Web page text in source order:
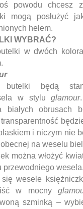
powodu chcesz
mogą posłużyć
helem.
WYBRAĆ?
w dwóch
butelki będą
w styluglamour
białych obrusach
transparentność
i niczym nie
na weselu
można włożyć
przewodniego wesela.
wesele
w mocny
szminką –